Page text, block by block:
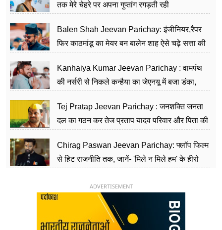
तक मेरे चेहरे पर अपना गुप्तांग रगड़ती रही
Balen Shah Jeevan Parichay: इंजीनियर,रैपर
फिर काठमांडू का मेयर बन बालेन शाह ऐसे चढ़े सत्ता की
Kanhaiya Kumar Jeevan Parichay : वामपंथ
की नर्सरी से निकले कन्हैया का जेएनयू में बजा डंका,
Tej Pratap Jeevan Parichay : जनशक्ति जनता
दल का गठन कर तेज प्रताप यादव परिवार और पिता की
Chirag Paswan Jeevan Parichay: फ्लॉप फिल्म
से हिट राजनीति तक, जानें- 'मिले न मिले हम' के हीरो
ADVERTISEMENT